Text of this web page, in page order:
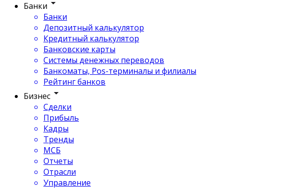
Банки
Банки
Депозитный калькулятор
Кредитный калькулятор
Банковские карты
Системы денежных переводов
Банкоматы, Pos-терминалы и филиалы
Рейтинг банков
Бизнес
Сделки
Прибыль
Кадры
Тренды
МСБ
Отчеты
Отрасли
Управление